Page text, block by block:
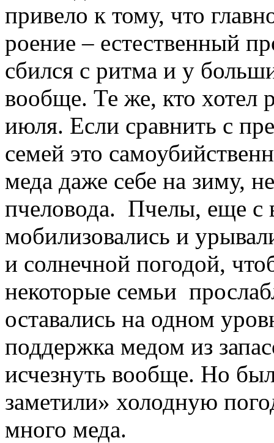
привело к тому, что
роение – естественный
сбился с ритма и у
вообще. Те же, кто хотел
июля. Если сравнить с
семей это
меда даже себе на зиму,
пчеловода. Пчелы, еще с
мобилизовались и
и солнечной погодой,
некоторые семьи
оставались на одном
поддержка медом из
исчезнуть вообще. Но
заметили» холодную
много меда.